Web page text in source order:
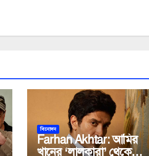
বিনোদন
Farhan Akhtar: আমির
খানের ‘লালকারা’ থেকে